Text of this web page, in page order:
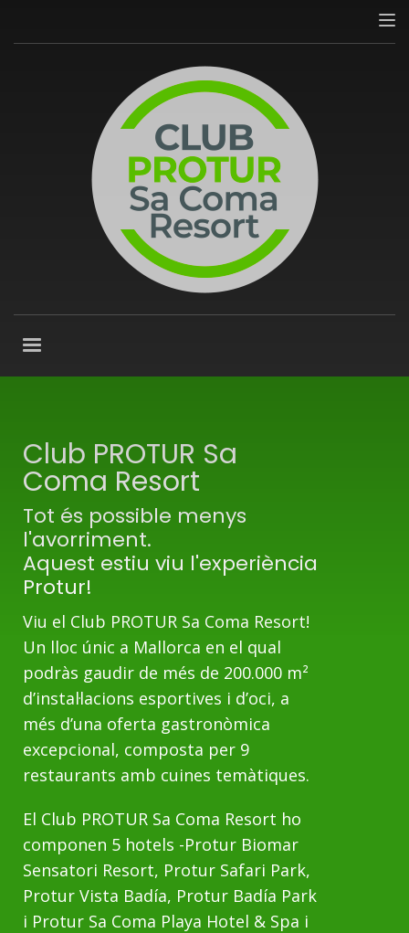
Club PROTUR Sa
Coma Resort
Tot és possible menys
l'avorriment.
Aquest estiu viu l'experiència
Protur!
Viu el Club PROTUR Sa Coma Resort!
Un lloc únic a Mallorca en el qual
podràs gaudir de més de 200.000 m²
d’instal·lacions esportives i d’oci, a
més d’una oferta gastronòmica
excepcional, composta per 9
restaurants amb cuines temàtiques.
El Club PROTUR Sa Coma Resort ho
componen 5 hotels -Protur Biomar
Sensatori Resort, Protur Safari Park,
Protur Vista Badía, Protur Badía Park
i Protur Sa Coma Playa Hotel & Spa i